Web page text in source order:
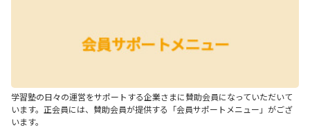
学習塾の日々の運営をサポートする企業さまに賛助会員になっていただいて
います。正会員には、賛助会員が提供する「会員サポートメニュー」がござ
います。